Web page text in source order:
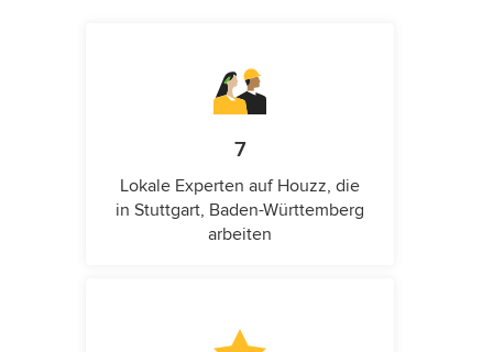
7
Lokale Experten auf Houzz, die
in Stuttgart, Baden-Württemberg
arbeiten